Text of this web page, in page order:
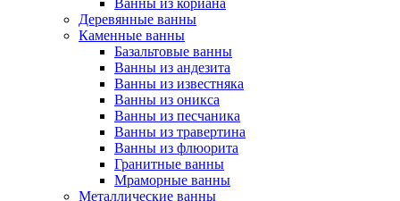
Ванны из кориана
Деревянные ванны
Каменные ванны
Базальтовые ванны
Ванны из андезита
Ванны из известняка
Ванны из оникса
Ванны из песчаника
Ванны из травертина
Ванны из флюорита
Гранитные ванны
Мраморные ванны
Металлические ванны